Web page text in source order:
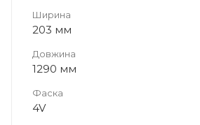
Ширина
203 мм
Довжина
1290 мм
Фаска
4V